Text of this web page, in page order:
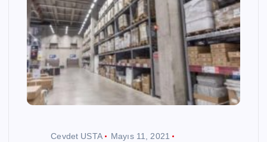
Cevdet USTA
Mayıs 11, 2021